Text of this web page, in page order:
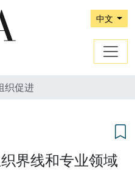
中文
织促进
界线和专业领域